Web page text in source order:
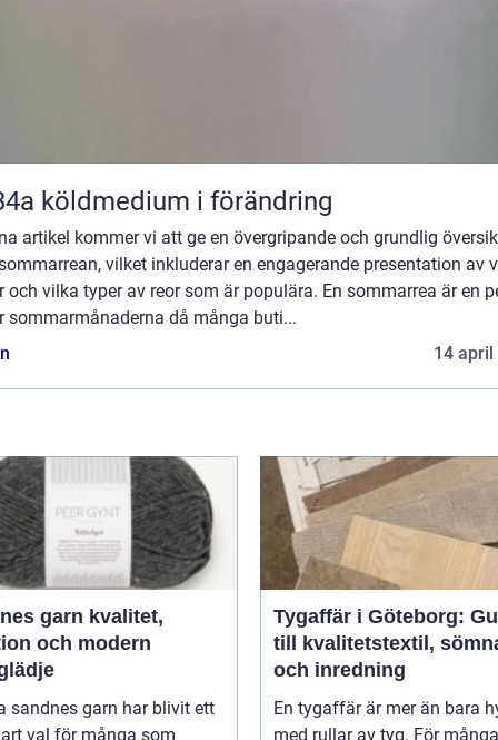
R134a köldmedium i förändring
artikel kommer vi att ge en övergripande och grundlig
vilket inkluderar en engagerande presentation av
och vilka typer av reor som är populära. En sommarrea är en
sommarmånaderna då många buti...
14 april
garn kvalitet,
och modern
sandnes garn har blivit ett
val för många som
Tygaffär i Göteborg:
till kvalitetstextil,
och inredning
En tygaffär är mer än bara
med rullar av tyg. För många